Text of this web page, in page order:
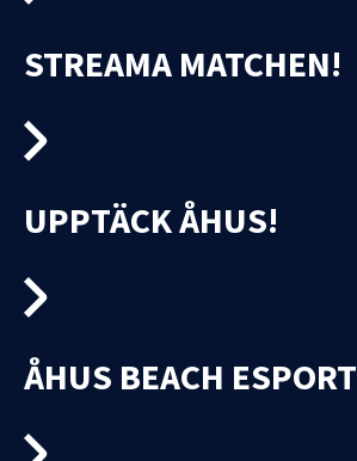
STREAMA MATCHEN!
UPPTÄCK ÅHUS!
ÅHUS BEACH ESPORT